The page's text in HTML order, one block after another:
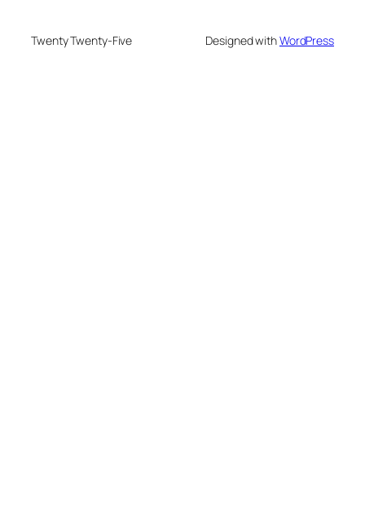
Twenty Twenty-Five Designed withWordPress